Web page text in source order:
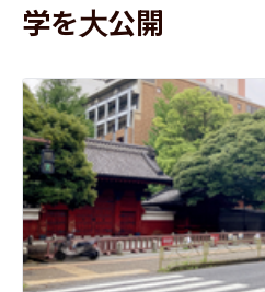
学を大公開